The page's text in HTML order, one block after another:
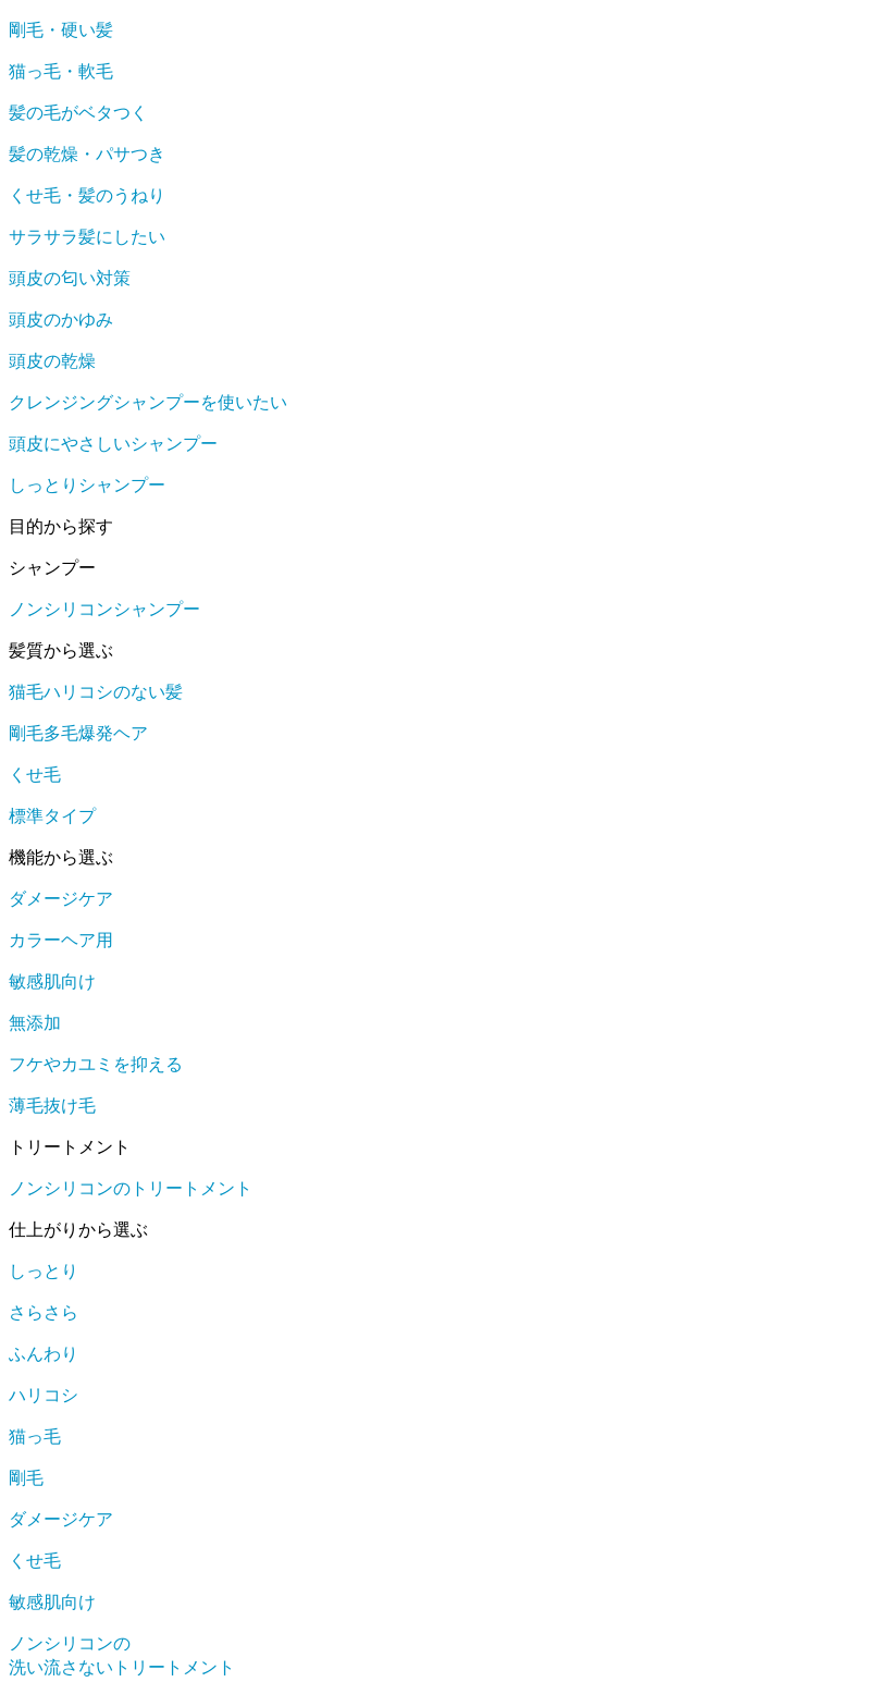
剛毛・硬い髪
猫っ毛・軟毛
髪の毛がベタつく
髪の乾燥・パサつき
くせ毛・髪のうねり
サラサラ髪にしたい
頭皮の匂い対策
頭皮のかゆみ
頭皮の乾燥
クレンジングシャンプーを使いたい
頭皮にやさしいシャンプー
しっとりシャンプー
目的から探す
シャンプー
ノンシリコンシャンプー
髪質から選ぶ
猫毛ハリコシのない髪
剛毛多毛爆発ヘア
くせ毛
標準タイプ
機能から選ぶ
ダメージケア
カラーヘア用
敏感肌向け
無添加
フケやカユミを抑える
薄毛抜け毛
トリートメント
ノンシリコンのトリートメント
仕上がりから選ぶ
しっとり
さらさら
ふんわり
ハリコシ
猫っ毛
剛毛
ダメージケア
くせ毛
敏感肌向け
ノンシリコンの
洗い流さないトリートメント